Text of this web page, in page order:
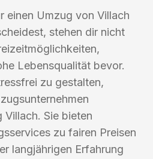
einen Umzug von Villach
stehen dir nicht
Lebensqualität bevor.
zu gestalten,
Villach. Sie bieten
zu fairen Preisen
langjährigen Erfahrung